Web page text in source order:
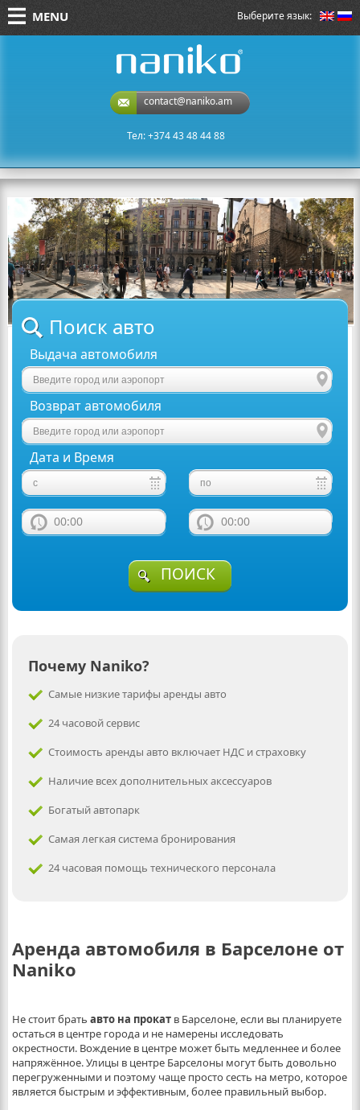
Выберите язык:
MENU
contact@naniko.am
Тел: +374 43 48 44 88
Поиск авто
Выдача автомобиля
Возврат автомобиля
Дата и Время
00:00 00:00
ПОИСК
Почему Naniko?
Самые низкие тарифы аренды авто
24 часовой сервис
Стоимость аренды авто включает НДС и страховку
Наличие всех дополнительных аксессуаров
Богатый автопарк
Самая легкая система бронирования
24 часовая помощь технического персонала
Аренда автомобиля в Барселоне от
Naniko
Не стоит брать авто на прокатв Барселоне, если вы планируете
остаться в центре города и не намерены исследовать
окрестности. Вождение в центре может быть медленнее и более
напряжённое. Улицы в центре Барселоны могут быть довольно
перегруженными и поэтому чаще просто сесть на метро, которое
является быстрым и эффективным, более правильный выбор.